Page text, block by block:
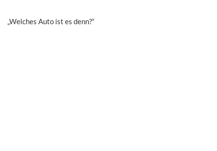
„Welches Auto ist es denn?“